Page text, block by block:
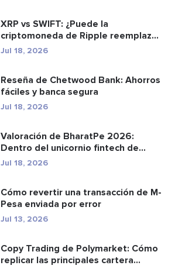
XRP vs SWIFT: ¿Puede la
criptomoneda de Ripple reemplazar
a los p...
Jul 18, 2026
Reseña de Chetwood Bank: Ahorros
fáciles y banca segura
Jul 18, 2026
Valoración de BharatPe 2026:
Dentro del unicornio fintech de
2.85...
Jul 18, 2026
Cómo revertir una transacción de M-
Pesa enviada por error
Jul 13, 2026
Copy Trading de Polymarket: Cómo
replicar las principales cartera...